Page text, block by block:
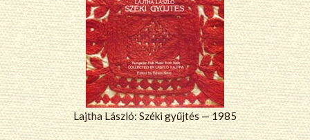
Lajtha László: Széki gyűjtés — 1985